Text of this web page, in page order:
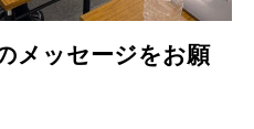
メッセージをお願